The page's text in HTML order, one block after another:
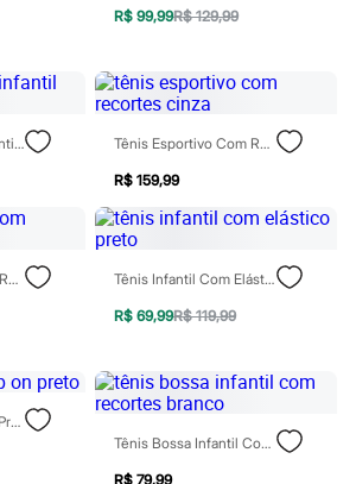
R$ 99,99R$ 129,99
Tênis Calce Fácil Infantil Preto Tênis Esportivo Com Recortes Cinza
R$ 159,99
Tênis Esportivo Com Recortes Branco Tênis Infantil Com Elástico Preto
R$ 69,99R$ 119,99
Tênis Infantil Slip On Preto
Tênis Bossa Infantil Com Recortes Branco
R$ 79,99